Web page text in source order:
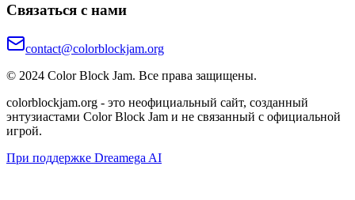
Связаться с нами
contact@colorblockjam.org
© 2024 Color Block Jam. Все права защищены.
colorblockjam.org - это неофициальный сайт, созданный
энтузиастами Color Block Jam и не связанный с официальной
игрой.
При поддержке Dreamega AI